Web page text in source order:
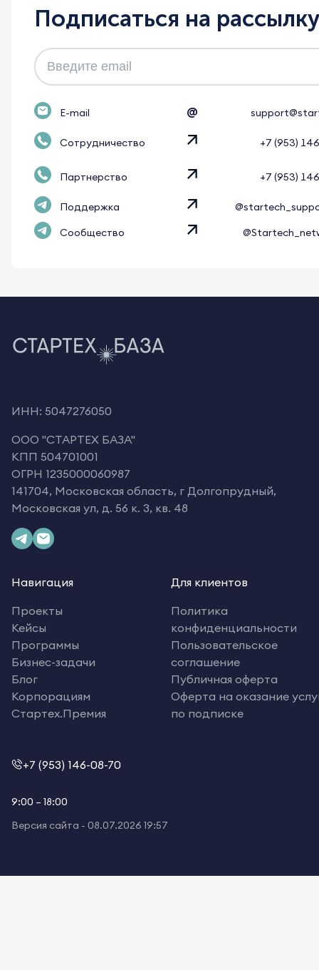
Подписаться на рассылку
E-mail @
Сотрудничество +7 (953)
Партнерство +7 (953)
Поддержка
Сообщество
ИНН: 5047276050
OOO "СТАРТЕХ БАЗА"
КПП 504701001
ОГРН 1235000060987
141704, Московская область, г Долгопрудный,
Московская ул, д. 56 к. 3, кв. 48
Навигация
Проекты
Кейсы
Программы
Бизнес-задачи
Блог
Корпорациям
Стартех.Премия
Для клиентов
Политика
конфиденциальности
Пользовательское
соглашение
Публичная оферта
Оферта на оказание
по подписке
+7 (953) 146-08-70
9:00 – 18:00
Версия сайта - 08.07.2026 19:57